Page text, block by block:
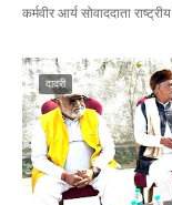
कर्मवीर आर्य सोवाददाता
दादरी